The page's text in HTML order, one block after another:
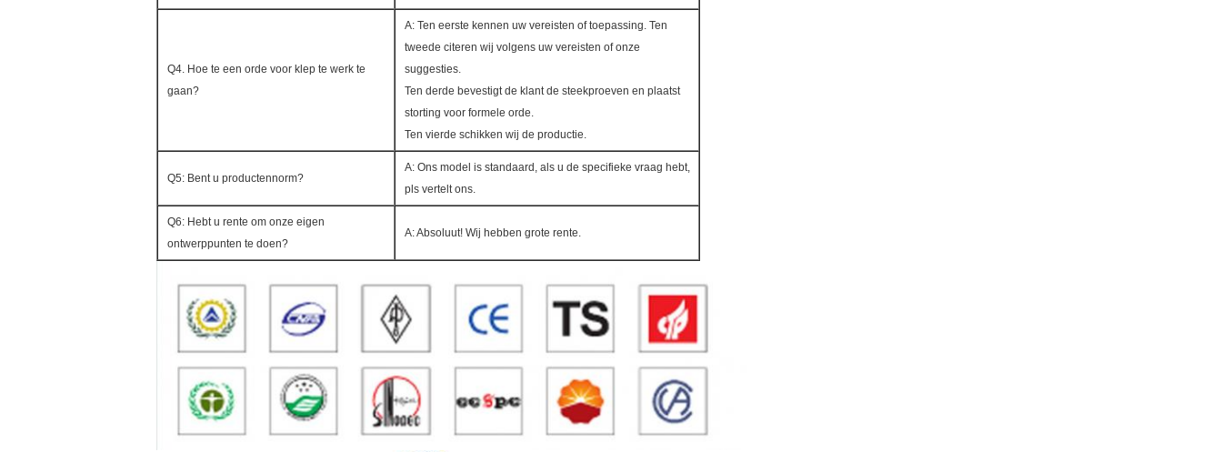
Q4. Hoe te een orde voor klep te werk te
gaan?
A: Ten eerste kennen uw vereisten of toepassing. Ten
tweede citeren wij volgens uw vereisten of onze
suggesties.
Ten derde bevestigt de klant de steekproeven en plaatst
storting voor formele orde.
Ten vierde schikken wij de productie.
Q5: Bent u productennorm?
A: Ons model is standaard, als u de specifieke vraag hebt,
pls vertelt ons.
Q6: Hebt u rente om onze eigen
ontwerppunten te doen?
A: Absoluut! Wij hebben grote rente.